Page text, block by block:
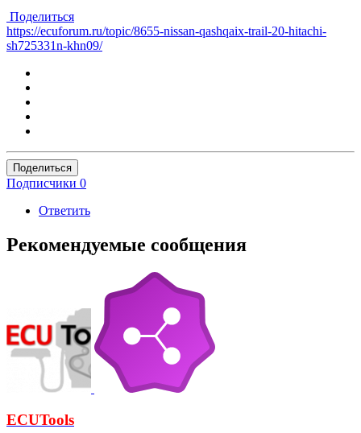
Поделиться
https://ecuforum.ru/topic/8655-nissan-qashqaix-trail-20-hitachi-
sh725331n-khn09/
Поделиться
Подписчики 0
Ответить
Рекомендуемые сообщения
ECUTools